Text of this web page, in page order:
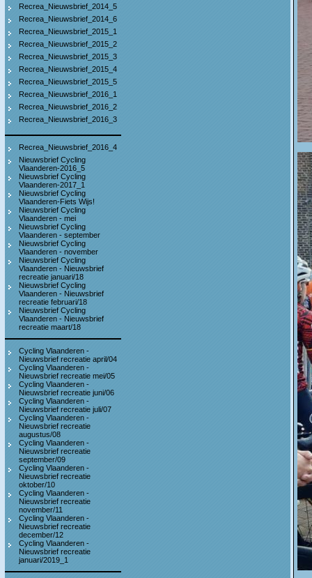
Recrea_Nieuwsbrief_2014_5
Recrea_Nieuwsbrief_2014_6
Recrea_Nieuwsbrief_2015_1
Recrea_Nieuwsbrief_2015_2
Recrea_Nieuwsbrief_2015_3
Recrea_Nieuwsbrief_2015_4
Recrea_Nieuwsbrief_2015_5
Recrea_Nieuwsbrief_2016_1
Recrea_Nieuwsbrief_2016_2
Recrea_Nieuwsbrief_2016_3
Recrea_Nieuwsbrief_2016_4
Nieuwsbrief Cycling
Vlaanderen-2016_5
Nieuwsbrief Cycling
Vlaanderen-2017_1
Nieuwsbrief Cycling
Vlaanderen-Fiets Wijs!
Nieuwsbrief Cycling
Vlaanderen - mei
Nieuwsbrief Cycling
Vlaanderen - september
Nieuwsbrief Cycling
Vlaanderen - november
Nieuwsbrief Cycling
Vlaanderen - Nieuwsbrief
recreatie januari/18
Nieuwsbrief Cycling
Vlaanderen - Nieuwsbrief
recreatie februari/18
Nieuwsbrief Cycling
Vlaanderen - Nieuwsbrief
recreatie maart/18
Cycling Vlaanderen -
Nieuwsbrief recreatie april/04
Cycling Vlaanderen -
Nieuwsbrief recreatie mei/05
Cycling Vlaanderen -
Nieuwsbrief recreatie juni/06
Cycling Vlaanderen -
Nieuwsbrief recreatie juli/07
Cycling Vlaanderen -
Nieuwsbrief recreatie
augustus/08
Cycling Vlaanderen -
Nieuwsbrief recreatie
september/09
Cycling Vlaanderen -
Nieuwsbrief recreatie
oktober/10
Cycling Vlaanderen -
Nieuwsbrief recreatie
november/11
Cycling Vlaanderen -
Nieuwsbrief recreatie
december/12
Cycling Vlaanderen -
Nieuwsbrief recreatie
januari/2019_1